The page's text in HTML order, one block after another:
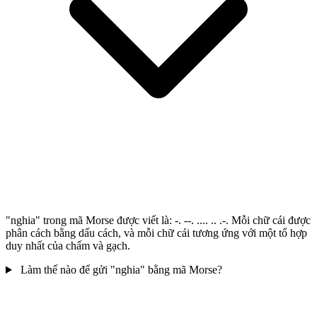
"nghia" trong mã Morse được viết là: -. --. .... .. .-. Mỗi chữ cái được
phân cách bằng dấu cách, và mỗi chữ cái tương ứng với một tổ hợp
duy nhất của chấm và gạch.
Làm thế nào để gửi "nghia" bằng mã Morse?